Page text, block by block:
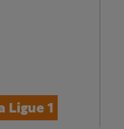
Ligue 1